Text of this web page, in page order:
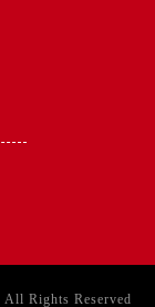
All Rights Reserved